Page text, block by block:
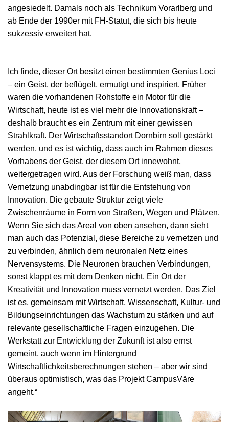
angesiedelt. Damals noch als Technikum Vorarlberg und
ab Ende der 1990er mit FH-Statut, die sich bis heute
sukzessiv erweitert hat.
Ich finde, dieser Ort besitzt einen bestimmten Genius Loci
– ein Geist, der beflügelt, ermutigt und inspiriert. Früher
waren die vorhandenen Rohstoffe ein Motor für die
Wirtschaft, heute ist es viel mehr die Innovationskraft –
deshalb braucht es ein Zentrum mit einer gewissen
Strahlkraft. Der Wirtschaftsstandort Dornbirn soll gestärkt
werden, und es ist wichtig, dass auch im Rahmen dieses
Vorhabens der Geist, der diesem Ort innewohnt,
weitergetragen wird. Aus der Forschung weiß man, dass
Vernetzung unabdingbar ist für die Entstehung von
Innovation. Die gebaute Struktur zeigt viele
Zwischenräume in Form von Straßen, Wegen und Plätzen.
Wenn Sie sich das Areal von oben ansehen, dann sieht
man auch das Potenzial, diese Bereiche zu vernetzen und
zu verbinden, ähnlich dem neuronalen Netz eines
Nervensystems. Die Neuronen brauchen Verbindungen,
sonst klappt es mit dem Denken nicht. Ein Ort der
Kreativität und Innovation muss vernetzt werden. Das Ziel
ist es, gemeinsam mit Wirtschaft, Wissenschaft, Kultur- und
Bildungseinrichtungen das Wachstum zu stärken und auf
relevante gesellschaftliche Fragen einzugehen. Die
Werkstatt zur Entwicklung der Zukunft ist also ernst
gemeint, auch wenn im Hintergrund
Wirtschaftlichkeitsberechnungen stehen – aber wir sind
überaus optimistisch, was das Projekt CampusVäre
angeht.“